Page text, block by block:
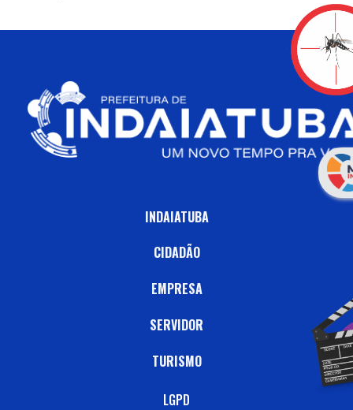
INDAIATUBA
CIDADÃO
EMPRESA
SERVIDOR
TURISMO
LGPD